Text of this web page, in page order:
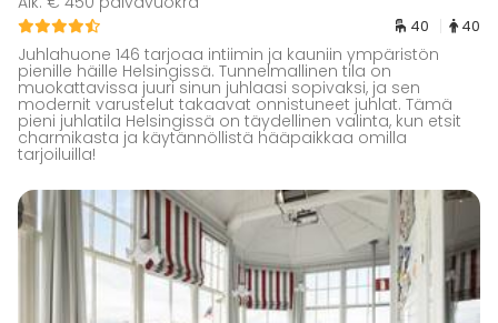
40 40
Juhlahuone 146 tarjoaa intiimin ja kauniin ympäristön
pienille häille Helsingissä. Tunnelmallinen tila on
muokattavissa juuri sinun juhlaasi sopivaksi, ja sen
modernit varustelut takaavat onnistuneet juhlat. Tämä
pieni juhlatila Helsingissä on täydellinen valinta, kun etsit
charmikasta ja käytännöllistä hääpaikkaa omilla
tarjoiluilla!